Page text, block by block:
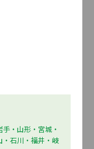
・山形・宮城・
・石川・福井・岐
グ プレミアムシリー
レミアム /
ミアム
イクロガード仕
ド16 Vシリーズ
様）